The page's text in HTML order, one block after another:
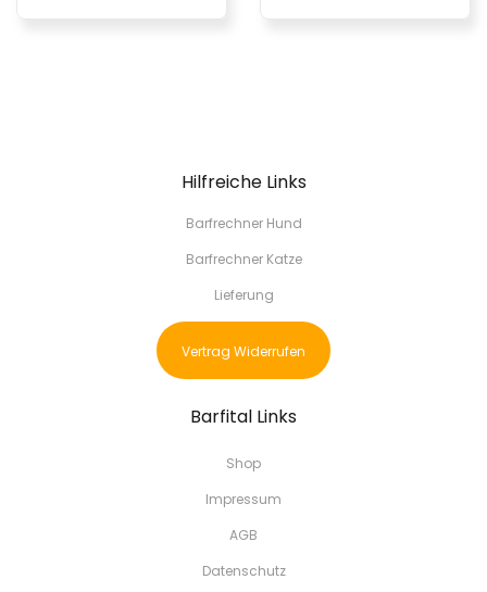
Hilfreiche Links
Barfrechner Hund
Barfrechner Katze
Lieferung
Vertrag Widerrufen
Barfital Links
Shop
Impressum
AGB
Datenschutz